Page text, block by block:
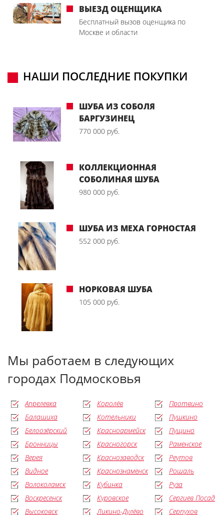
ВЫЕЗД ОЦЕНЩИКА
Бесплатный вызов оценщика по
Москве и области
НАШИ ПОСЛЕДНИЕ ПОКУПКИ
ШУБА ИЗ СОБОЛЯ
БАРГУЗИНЕЦ
770 000 руб.
КОЛЛЕКЦИОННАЯ
СОБОЛИНАЯ ШУБА
980 000 руб.
ШУБА ИЗ МЕХА ГОРНОСТАЯ
552 000 руб.
НОРКОВАЯ ШУБА
105 000 руб.
Мы работаем в следующих
городах Подмосковья
Апрелевка
Балашиха
Белоозёрский
Бронницы
Верея
Видное
Волоколамск
Воскресенск
Высоковск
Королёв
Котельники
Красноармейск
Красногорск
Краснозаводск
Краснознаменск
Кубинка
Куровское
Ликино-Дулёво
Протвино
Пушкино
Пущино
Раменское
Реутов
Рошаль
Руза
Сергиев Посад
Серпухов